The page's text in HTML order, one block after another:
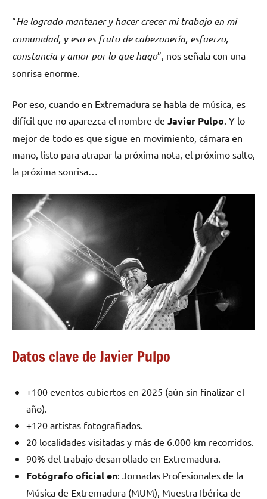
“He logrado mantener y hacer crecer mi trabajo en mi
comunidad, y eso es fruto de cabezonería, esfuerzo,
constancia y amor por lo que hago”, nos señala con una
sonrisa enorme.
Por eso, cuando en Extremadura se habla de música, es
difícil que no aparezca el nombre de Javier Pulpo . Y lo
mejor de todo es que sigue en movimiento, cámara en
mano, listo para atrapar la próxima nota, el próximo salto,
la próxima sonrisa…
Datos clave de Javier Pulpo
+100 eventos cubiertos en 2025 (aún sin finalizar el
año).
+120 artistas fotografiados.
20 localidades visitadas y más de 6.000 km recorridos.
90% del trabajo desarrollado en Extremadura.
Fotógrafo oficial en: Jornadas Profesionales de la
Música de Extremadura (MUM), Muestra Ibérica de